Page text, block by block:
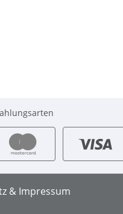
& Impressum